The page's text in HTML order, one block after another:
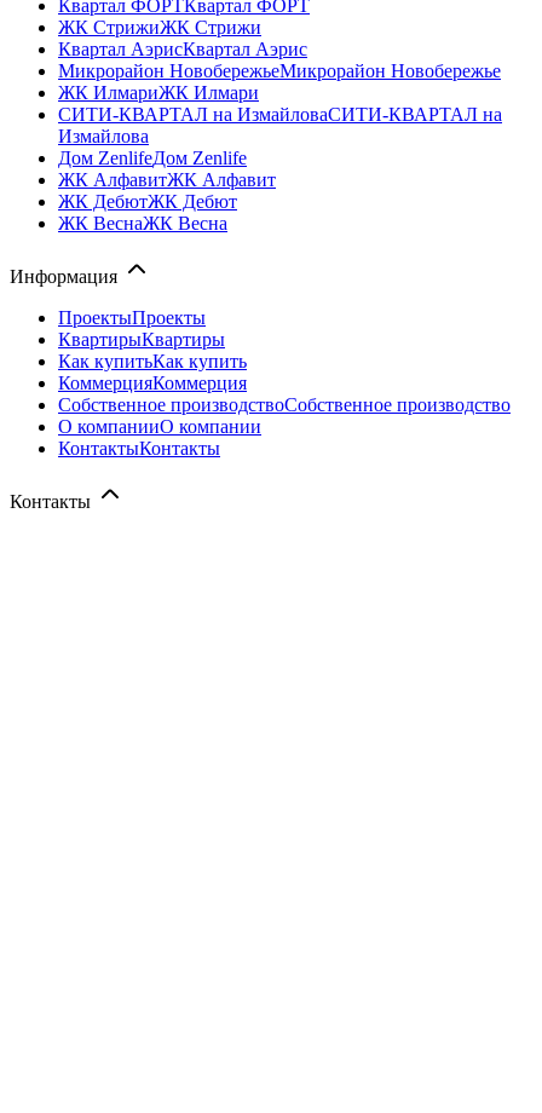
Квартал ФОРТКвартал ФОРТ
ЖК СтрижиЖК Стрижи
Квартал АэрисКвартал Аэрис
Микрорайон НовобережьеМикрорайон Новобережье
ЖК ИлмариЖК Илмари
СИТИ-КВАРТАЛ на ИзмайловаСИТИ-КВАРТАЛ на
Измайлова
Дом ZenlifeДом Zenlife
ЖК АлфавитЖК Алфавит
ЖК ДебютЖК Дебют
ЖК ВеснаЖК Весна
Информация
ПроектыПроекты
КвартирыКвартиры
Как купитьКак купить
КоммерцияКоммерция
Собственное производствоСобственное производство
О компанииО компании
КонтактыКонтакты
Контакты